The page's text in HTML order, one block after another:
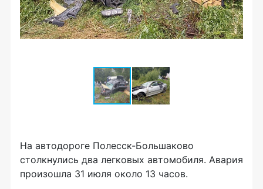
На автодороге Полесск-Большаково
столкнулись два легковых автомобиля. Авария
произошла 31 июля около 13 часов.